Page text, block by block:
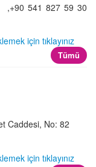
,+90 541 827 59 30
için tıklayınız
Tümü
Caddesi, No: 82
için tıklayınız